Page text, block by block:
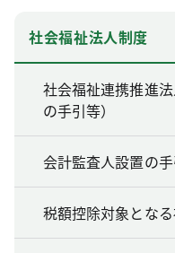
社会福祉法人制度
社会福祉連携推進
の手引等）
会計監査人設置の
税額控除対象とな